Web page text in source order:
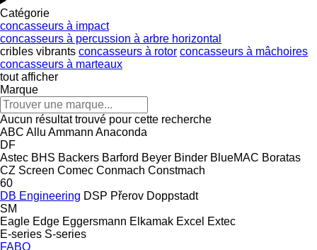
Catégorie
concasseurs à impact
concasseurs à percussion à arbre horizontal
cribles vibrants concasseurs à rotor concasseurs à mâchoires
concasseurs à marteaux
tout afficher
Marque
Aucun résultat trouvé pour cette recherche
ABC Allu Ammann Anaconda
DF
Astec BHS Backers Barford Beyer Binder BlueMAC Boratas
CZ Screen Comec Conmach Constmach
60
DB Engineering DSP Přerov Doppstadt
SM
Eagle Edge Eggersmann Elkamak Excel Extec
E-series S-series
FABO